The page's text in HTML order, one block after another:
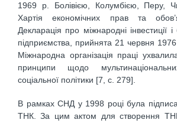
1969 р. Болівією, Колумбією, Перу,
Хартія економічних прав та
Декларація про міжнародні інвестиції і
підприємства, прийнята 21 червня
Міжнародна організація праці
принципи щодо
соціальної політики [7, с. 279].
В рамках СНД у 1998 році була
ТНК. За цим актом для створення